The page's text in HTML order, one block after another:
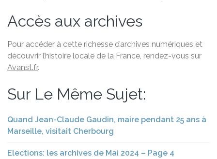
Accès aux archives
Pour accéder à cette richesse d’archives numériques et
découvrir l’histoire locale de la France, rendez-vous sur
Avanst.fr.
Sur Le Même Sujet:
Quand Jean-Claude Gaudin, maire pendant 25 ans à
Marseille, visitait Cherbourg
Elections: les archives de Mai 2024 – Page 4